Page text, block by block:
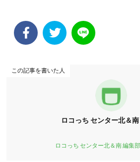
この記事を書いた人
ロコっち センター北＆
ロコっち センター北＆南 編集